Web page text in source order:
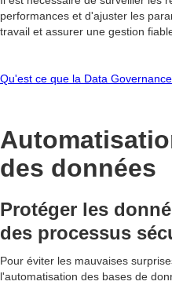
performances et d'ajuster les
travail et assurer une gestion
Qu'est ce que la Data
des données
Protéger les
des processus
Pour éviter les mauvaises
l'automatisation des bases de